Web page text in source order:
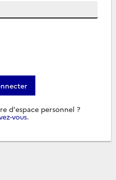
d'espace personnel ?
vous.